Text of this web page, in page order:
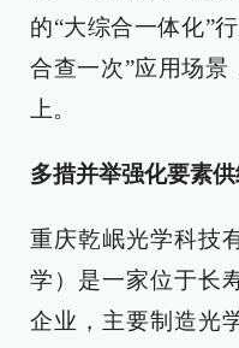
的“大综合一体化”
合查一次”应用场景
上。
多措并举强化要素
重庆乾岷光学科技
学）是一家位于长
企业，主要制造光